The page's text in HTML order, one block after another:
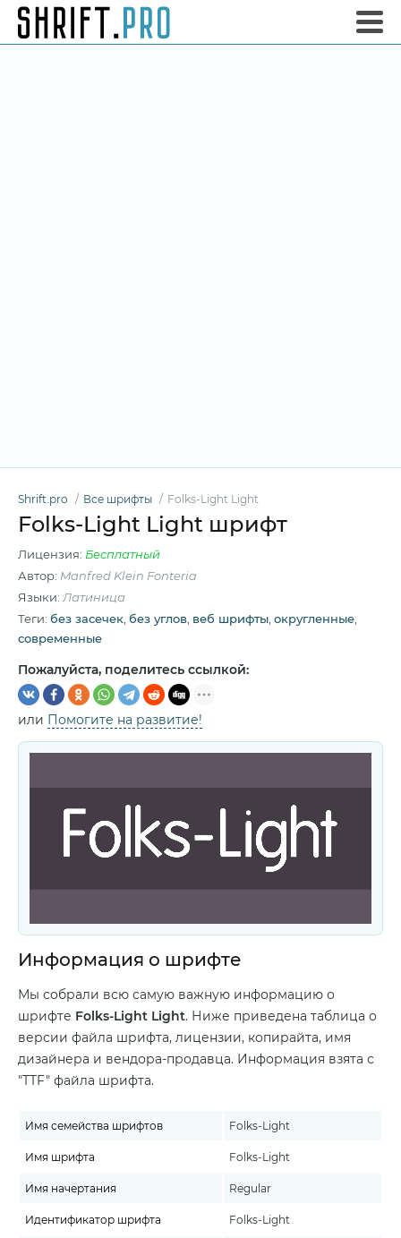
Shrift.pro Все шрифты Folks-Light Light
Folks-Light Light шрифт
Лицензия: Бесплатный
Автор: Manfred Klein Fonteria
Языки: Латиница
Теги: без засечек без углов веб шрифты округленные
современные
Пожалуйста, поделитесь ссылкой:
или Помогите на развитие!
Информация о шрифте
Мы собрали всю самую важную информацию о
шрифте Folks-Light Light. Ниже приведена таблица о
версии файла шрифта, лицензии, копирайта, имя
дизайнера и вендора-продавца. Информация взята с
"TTF" файла шрифта.
Имя семейства шрифтов Folks-Light
Имя шрифта Folks-Light
Имя начертания Regular
Идентификатор шрифта Folks-Light